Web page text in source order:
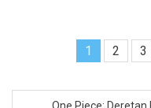
1 2 3
One Piece: Deretan